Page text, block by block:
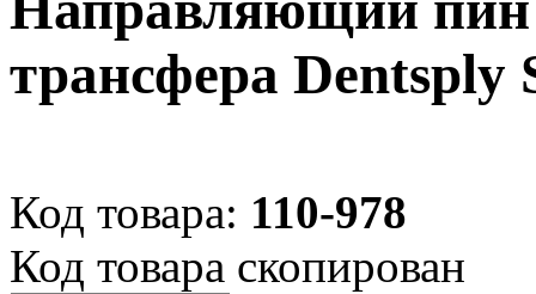
трансфера Dentsply
Код товара: 110-978
Код товара скопирован